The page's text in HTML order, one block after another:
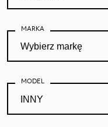
MARKA
MODEL